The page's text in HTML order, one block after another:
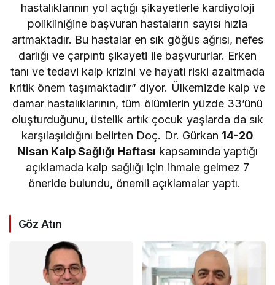
hastalıklarının yol açtığı şikayetlerle kardiyoloji
polikliniğine başvuran hastaların sayısı hızla
artmaktadır. Bu hastalar en sık göğüs ağrısı, nefes
darlığı ve çarpıntı şikayeti ile başvururlar. Erken
tanı ve tedavi kalp krizini ve hayati riski azaltmada
kritik önem taşımaktadır” diyor. Ülkemizde kalp ve
damar hastalıklarının, tüm ölümlerin yüzde 33’ünü
oluşturduğunu, üstelik artık çocuk yaşlarda da sık
karşılaşıldığını belirten Doç. Dr. Gürkan 14-20
Nisan Kalp Sağlığı Haftası kapsamında yaptığı
açıklamada kalp sağlığı için ihmale gelmez 7
öneride bulundu, önemli açıklamalar yaptı.
Göz Atın